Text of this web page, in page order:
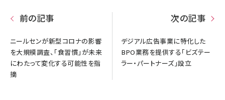
前の記事
ニールセンが新型コロナの影響
を大規模調査、「食習慣」が未来
にわたって変化する可能性を指
摘
次の記事
デジアル広告事業に特化した
BPO業務を提供する「ビズテー
ラー・パートナーズ」設立